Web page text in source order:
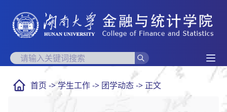
首页 ->学生工作-> 团学动态-> 正文